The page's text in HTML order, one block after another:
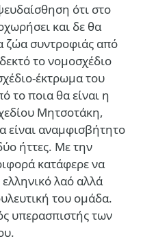
ότι στο
και δε θα
ζώα συντροφιάς από
το νομοσχέδιο
έκτρωμα του
το ποια θα είναι η
Μητσοτάκη,
είναι αναμφισβήτητο
ήττες. Με την
κατάφερε να
λαό αλλά
του ομάδα.
υπερασπιστής των